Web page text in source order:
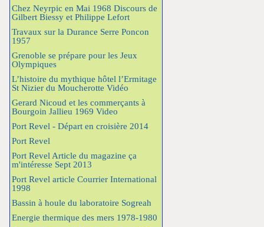
Chez Neyrpic en Mai 1968 Discours de
Gilbert Biessy et Philippe Lefort
Travaux sur la Durance Serre Poncon
1957
Grenoble se prépare pour les Jeux
Olympiques
L’histoire du mythique hôtel l’Ermitage
St Nizier du Moucherotte Vidéo
Gerard Nicoud et les commerçants à
Bourgoin Jallieu 1969 Video
Port Revel - Départ en croisière 2014
Port Revel
Port Revel Article du magazine ça
m'intéresse Sept 2013
Port Revel article Courrier International
1998
Bassin à houle du laboratoire Sogreah
Energie thermique des mers 1978-1980